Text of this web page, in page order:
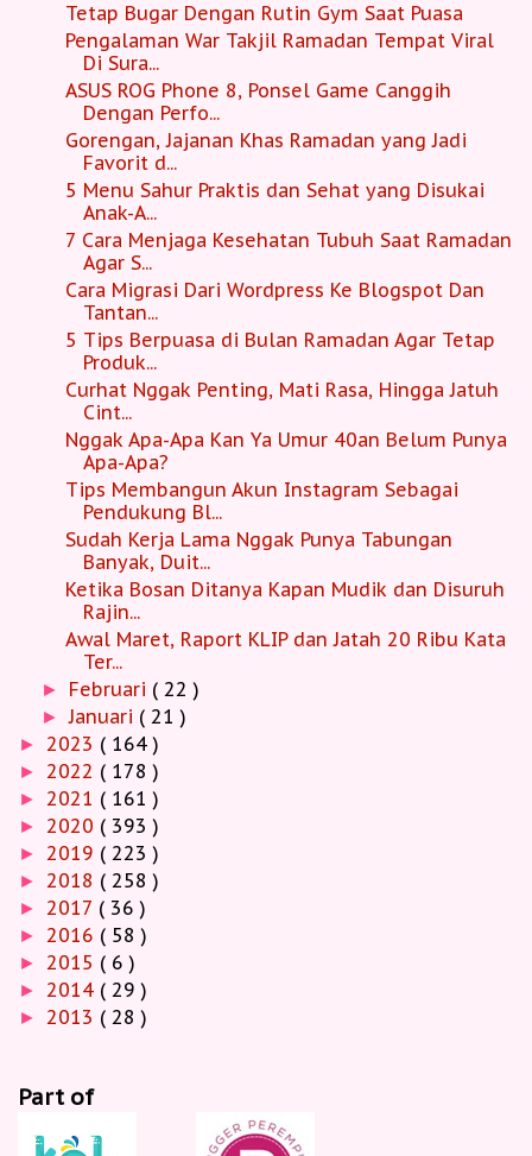
Tetap Bugar Dengan Rutin Gym Saat Puasa
Pengalaman War Takjil Ramadan Tempat Viral
Di Sura...
ASUS ROG Phone 8, Ponsel Game Canggih
Dengan Perfo...
Gorengan, Jajanan Khas Ramadan yang Jadi
Favorit d...
5 Menu Sahur Praktis dan Sehat yang Disukai
Anak-A...
7 Cara Menjaga Kesehatan Tubuh Saat Ramadan
Agar S...
Cara Migrasi Dari Wordpress Ke Blogspot Dan
Tantan...
5 Tips Berpuasa di Bulan Ramadan Agar Tetap
Produk...
Curhat Nggak Penting, Mati Rasa, Hingga Jatuh
Cint...
Nggak Apa-Apa Kan Ya Umur 40an Belum Punya
Apa-Apa?
Tips Membangun Akun Instagram Sebagai
Pendukung Bl...
Sudah Kerja Lama Nggak Punya Tabungan
Banyak, Duit...
Ketika Bosan Ditanya Kapan Mudik dan Disuruh
Rajin...
Awal Maret, Raport KLIP dan Jatah 20 Ribu Kata
Ter...
► Februari ( 22 )
►Januari ( 21 )
► 2023 ( 164 )
► 2022 ( 178 )
► 2021 ( 161 )
► 2020 ( 393 )
► 2019 ( 223 )
► 2018 ( 258 )
► 2017 ( 36 )
► 2016 ( 58 )
► 2015 ( 6 )
► 2014 ( 29 )
► 2013 ( 28 )
Part of